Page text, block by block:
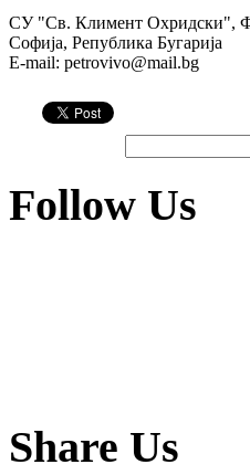
СУ "Св. Климент
Софија, Република Бугарија
E-mail: petrovivo@mail.bg
Follow Us
Share Us